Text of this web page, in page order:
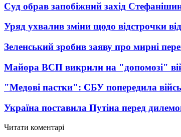
Суд обрав запобіжний захід
Уряд ухвалив зміни щодо відстрочки від
Зеленський зробив заяву про мирні
Майора ВСП викрили на "допомозі"
"Медові пастки": СБУ попередила
Україна поставила Путіна перед
Читати коментарі